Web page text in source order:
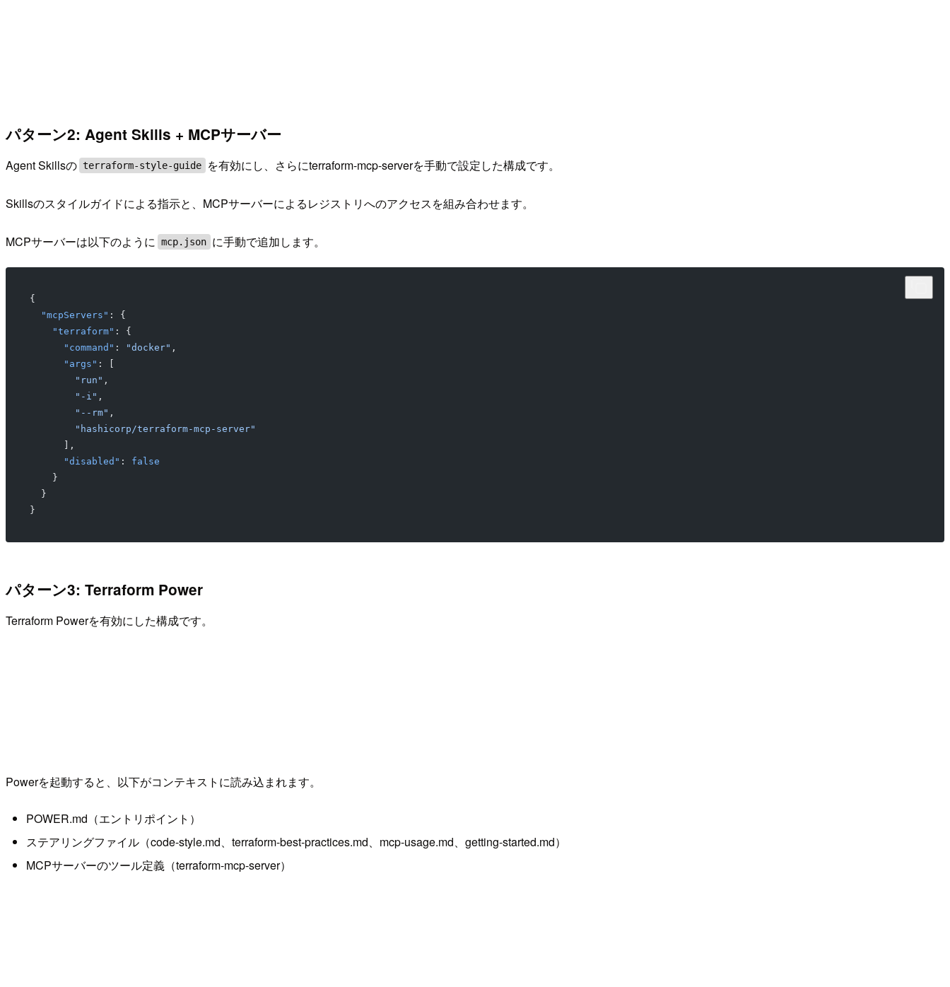
パターン2: Agent Skills + MCPサーバー
Agent Skillsの terraform-style-guide を有効にし、さらにterraform-mcp-serverを手動で設定した構成です。
Skillsのスタイルガイドによる指示と、MCPサーバーによるレジストリへのアクセスを組み合わせます。
MCPサーバーは以下のように mcp.json に手動で追加します。
{
  "mcpServers"
: {
    "terraform"
: {
      "command"
: "docker" ,
      "args"
: [
        "run"
,
        "-i"
,
        "--rm"
,
        "hashicorp/terraform-mcp-server"
      ],
      "disabled"
: false
    }
  }
}
パターン3: Terraform Power
Terraform Powerを有効にした構成です。
Powerを起動すると、以下がコンテキストに読み込まれます。
POWER.md（エントリポイント）
ステアリングファイル（code-style.md、terraform-best-practices.md、mcp-usage.md、getting-started.md）
MCPサーバーのツール定義（terraform-mcp-server）